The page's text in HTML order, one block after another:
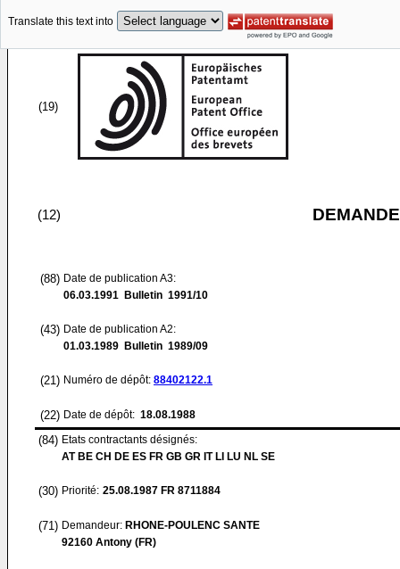
Translate this text into
(19)
(12)
(88) Date de publication A3:
06.03.1991 Bulletin 1991/10
(43) Date de publication A2:
01.03.1989 Bulletin 1989/09
(21) Numéro de dépôt: 88402122.1
(22) Date de dépôt: 18.08.1988
(84) Etats contractants désignés:
AT BE CH DE ES FR GB GR IT LI LU NL SE
(30) Priorité: 25.08.1987 FR 8711884
(71) Demandeur: RHONE-POULENC SANTE
92160 Antony (FR)